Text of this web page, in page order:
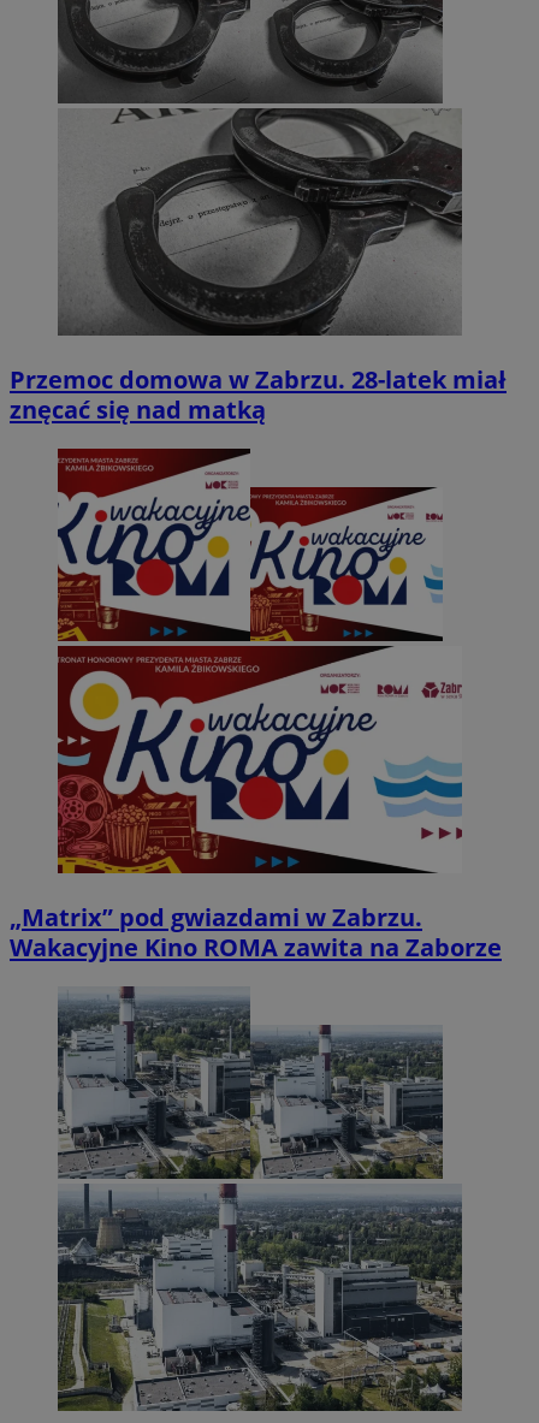
Przemoc domowa w Zabrzu. 28-latek miał
znęcać się nad matką
„Matrix” pod gwiazdami w Zabrzu.
Wakacyjne Kino ROMA zawita na Zaborze